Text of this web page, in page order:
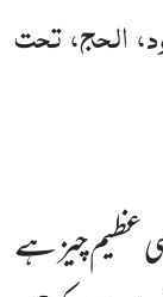
الحج، تحت
عظیم چیز ہے